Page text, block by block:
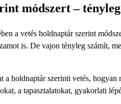
módszert –
a vetés holdnaptár szerint
is. De vajon tényleg számít,
holdnaptár szerinti vetés,
a tapasztalatokat, gyakorlati